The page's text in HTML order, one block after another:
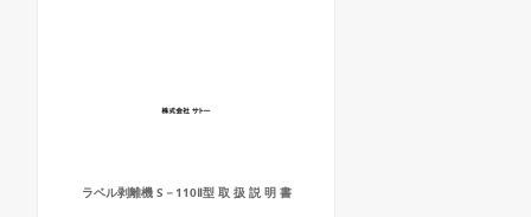
ラベル剥離機 S－110Ⅱ型 取 扱 説 明 書